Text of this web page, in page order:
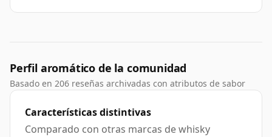
Perfil aromático de la comunidad
Basado en 206 reseñas archivadas con atributos de sabor
Características distintivas
Comparado con otras marcas de whisky